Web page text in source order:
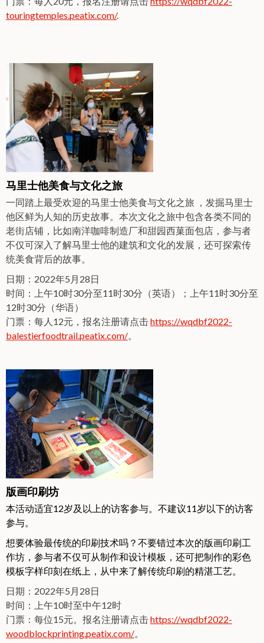
touringtemples.peatix.com/.
马里士他美食与文化之旅
一同踏上最受欢迎的马里士他美食与文化之旅 ，发掘马里士
他区鲜为人知的历史故事。本次文化之旅中包含各类不同的
老街店铺，比如南洋咖啡制造厂和甜园西菓面包店，参与者
不仅可深入了解马里士他的建筑和文化的发展，还可探索传
统美食背后的故事。
日期：2022年5月28日
时间：上午10时30分至11时30分（英语）；上午11时30分至
12时30分（华语）
门票：每人12元，报名注册请点击https://wqdbf2022-
balestierfoodtrail.peatix.com/
版画印刷坊
本活动适宜12岁及以上的访客参与。不建议11岁以下的访客
参与。
想要体验最传统的印刷技术吗？不要错过本次的版画印刷工
作坊，参与者不仅可从制作和设计模板，还可把制作的彩色
模板字样印刻在纸上，从中来了解传统印刷的精湛工艺。
日期：2022年5月28日
时间：上午10时至中午12时
门票：每位15元。报名注册请点击https://wqdbf2022-
woodblockprinting.peatix.com/